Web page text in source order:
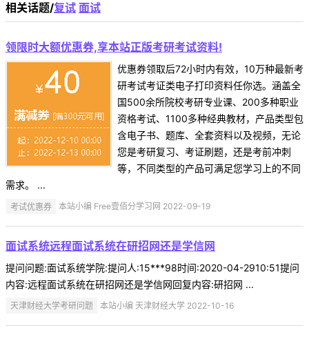
相关话题/复试 面试
领限时大额优惠券,享本站正版考研考试资料!
优惠券领取后72小时内有效，10万种最新考
研考试考证类电子打印资料任你选。涵盖全
国500余所院校考研专业课、200多种职业
资格考试、1100多种经典教材，产品类型包
含电子书、题库、全套资料以及视频，无论
您是考研复习、考证刷题，还是考前冲刺
等，不同类型的产品可满足您学习上的不同
需求。 ...
考试优惠券 本站小编 Free壹佰分学习网 2022-09-19
面试系统远程面试系统在研招网还是学信网
提问问题:面试系统学院:提问人:15***98时间:2020-04-2910:51提问
内容:远程面试系统在研招网还是学信网回复内容:研招网 ...
天津财经大学考研问题 本站小编 天津财经大学 2022-10-16